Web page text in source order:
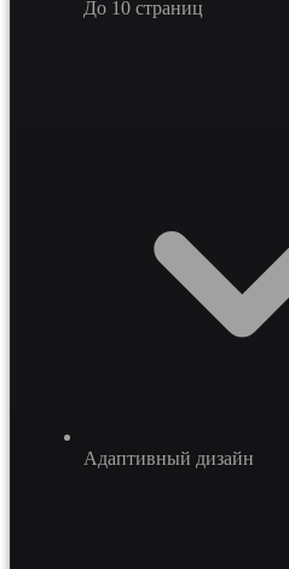
До 10 страниц
Адаптивный дизайн